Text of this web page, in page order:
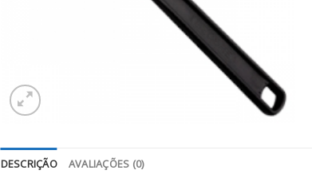
DESCRIÇÃO AVALIAÇÕES (0)